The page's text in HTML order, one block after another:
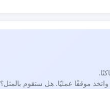
موقفًا عمليًا. هل ستقوم بالمثل؟